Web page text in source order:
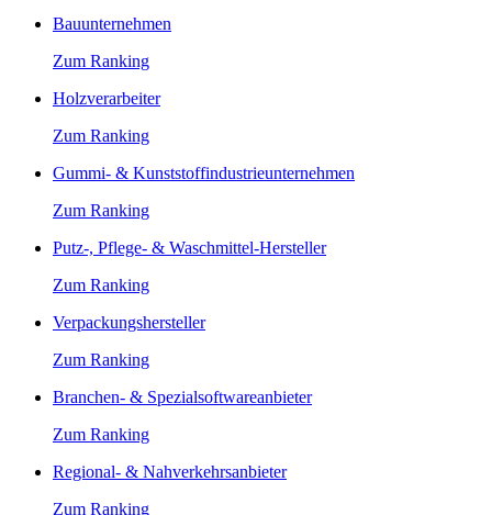
Bauunternehmen
Zum Ranking
Holzverarbeiter
Zum Ranking
Gummi- & Kunststoffindustrieunternehmen
Zum Ranking
Putz-, Pflege- & Waschmittel-Hersteller
Zum Ranking
Verpackungshersteller
Zum Ranking
Branchen- & Spezialsoftwareanbieter
Zum Ranking
Regional- & Nahverkehrsanbieter
Zum Ranking